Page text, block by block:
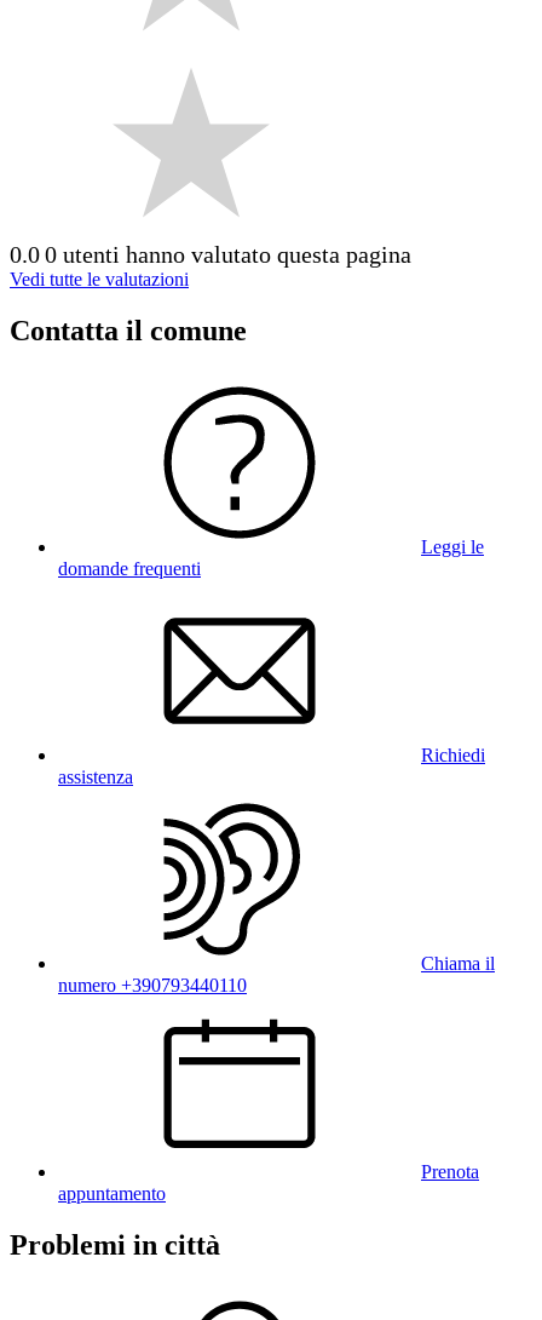
0.00 utenti hanno valutato questa pagina
Vedi tutte le valutazioni
Contatta il comune
Leggi le
domande frequenti
Richiedi
assistenza
Chiama il
numero +390793440110
Prenota
appuntamento
Problemi in città